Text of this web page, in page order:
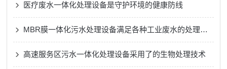
医疗废水一体化处理设备是守护环境的健康防线
MBR膜一体化污水处理设备满足各种工业废水的处理需求
高速服务区污水一体化处理设备采用了的生物处理技术